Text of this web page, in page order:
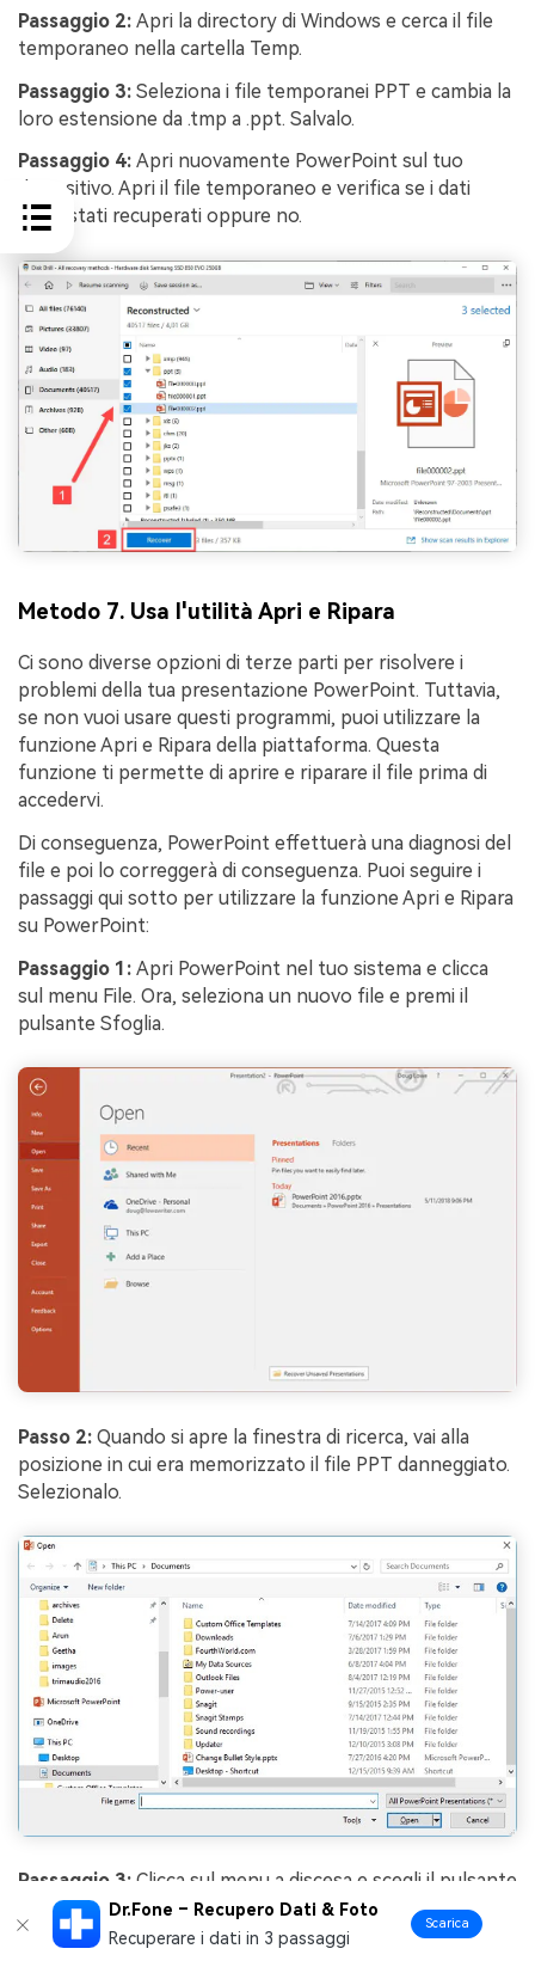
Passaggio 2: Apri la directory di Windows e cerca il file
temporaneo nella cartella Temp.
Passaggio 3: Seleziona i file temporanei PPT e cambia la
loro estensione da .tmp a .ppt. Salvalo.
Passaggio 4: Apri nuovamente PowerPoint sul tuo
dispositivo. Apri il file temporaneo e verifica se i dati
sono stati recuperati oppure no.
Metodo 7. Usa l'utilità Apri e Ripara
Ci sono diverse opzioni di terze parti per risolvere i
problemi della tua presentazione PowerPoint. Tuttavia,
se non vuoi usare questi programmi, puoi utilizzare la
funzione Apri e Ripara della piattaforma. Questa
funzione ti permette di aprire e riparare il file prima di
accedervi.
Di conseguenza, PowerPoint effettuerà una diagnosi del
file e poi lo correggerà di conseguenza. Puoi seguire i
passaggi qui sotto per utilizzare la funzione Apri e Ripara
su PowerPoint:
Passaggio 1: Apri PowerPoint nel tuo sistema e clicca
sul menu File. Ora, seleziona un nuovo file e premi il
pulsante Sfoglia.
Passo 2: Quando si apre la finestra di ricerca, vai alla
posizione in cui era memorizzato il file PPT danneggiato.
Selezionalo.
Passaggio 3: Clicca sul menu a discesa e scegli il pulsante
Apri. Ora, seleziona l’opzione Apri e Ripara per
correggere il file e poi accedervi.
Dr.Fone – Recupero Dati & Foto
Recuperare i dati in 3 passaggi
Scarica